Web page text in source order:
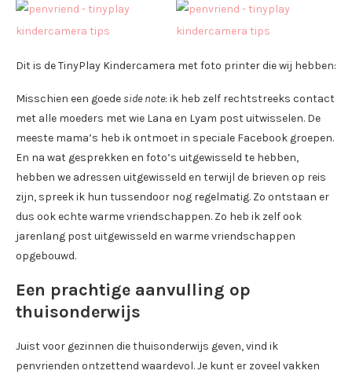
Dit is de TinyPlay Kindercamera met foto printer die wij hebben:
Misschien een goede side note: ik heb zelf rechtstreeks contact
met alle moeders met wie Lana en Lyam post uitwisselen. De
meeste mama’s heb ik ontmoet in speciale Facebook groepen.
En na wat gesprekken en foto’s uitgewisseld te hebben,
hebben we adressen uitgewisseld en terwijl de brieven op reis
zijn, spreek ik hun tussendoor nog regelmatig. Zo ontstaan er
dus ook echte warme vriendschappen. Zo heb ik zelf ook
jarenlang post uitgewisseld en warme vriendschappen
opgebouwd.
Een prachtige aanvulling op
thuisonderwijs
Juist voor gezinnen die thuisonderwijs geven, vind ik
penvrienden ontzettend waardevol. Je kunt er zoveel vakken